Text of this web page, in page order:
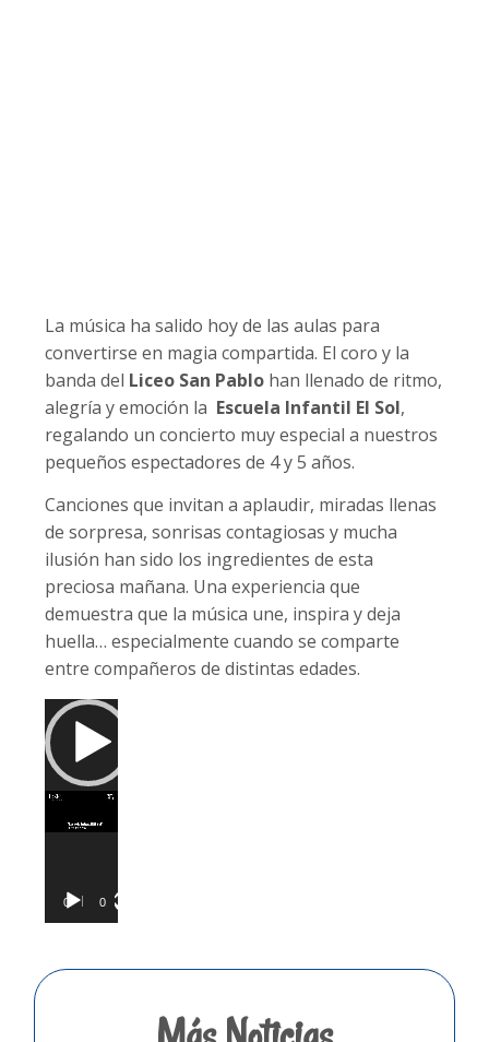
La música ha salido hoy de las aulas para
convertirse en magia compartida. El coro y la
banda del Liceo San Pablo han llenado de ritmo,
alegría y emoción la Escuela Infantil El Sol,
regalando un concierto muy especial a nuestros
pequeños espectadores de 4 y 5 años.
Canciones que invitan a aplaudir, miradas llenas
de sorpresa, sonrisas contagiosas y mucha
ilusión han sido los ingredientes de esta
preciosa mañana. Una experiencia que
demuestra que la música une, inspira y deja
huella… especialmente cuando se comparte
entre compañeros de distintas edades.
Reproductor
de
vídeo
00:00 01:06